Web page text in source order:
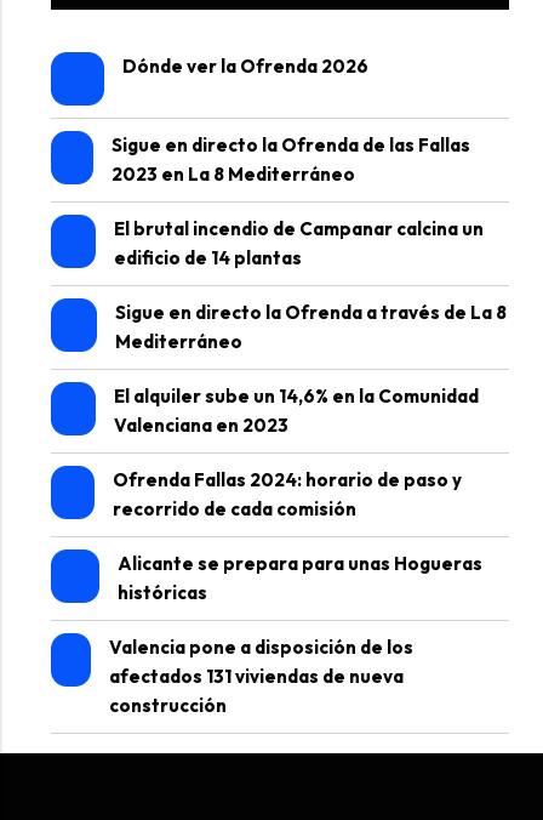
Dónde ver la Ofrenda 2026
Sigue en directo la Ofrenda de las Fallas
2023 en La 8 Mediterráneo
El brutal incendio de Campanar calcina un
edificio de 14 plantas
Sigue en directo la Ofrenda a través de La 8
Mediterráneo
El alquiler sube un 14,6% en la Comunidad
Valenciana en 2023
Ofrenda Fallas 2024: horario de paso y
recorrido de cada comisión
Alicante se prepara para unas Hogueras
históricas
Valencia pone a disposición de los
afectados 131 viviendas de nueva
construcción